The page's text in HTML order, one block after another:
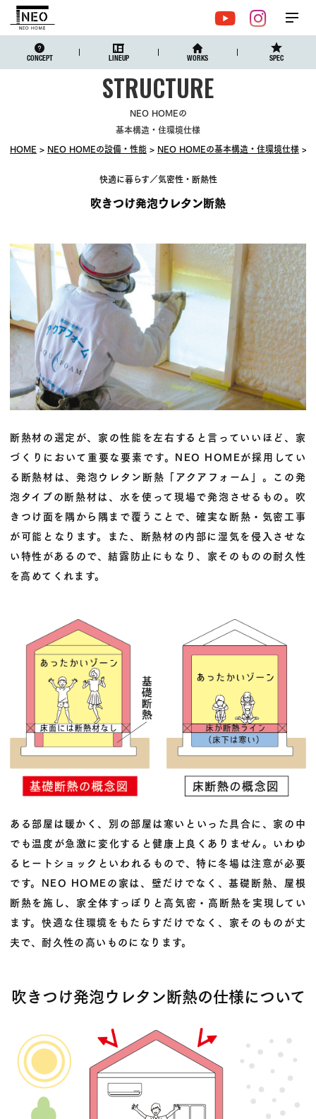
CONCEPT LINEUP WORKS SPEC
YouTube
メ
NEO HOMEの
基本構造・住環境仕様
HOME
NEO HOMEの設備・性能 NEO HOMEの基本構造・住環境仕様
快適に暮らす／気密性・断熱性
吹きつけ発泡ウレタン断熱
断熱材の選定が、家の性能を左右すると言っていいほど、家
づくりにおいて重要な要素です。NEO HOMEが採用してい
る断熱材は、発泡ウレタン断熱「アクアフォーム」。この発
泡タイプの断熱材は、水を使って現場で発泡させるもの。吹
きつけ面を隅から隅まで覆うことで、確実な断熱・気密工事
が可能となります。また、断熱材の内部に湿気を侵入させな
い特性があるので、結露防止にもなり、家そのものの耐久性
を高めてくれます。
ある部屋は暖かく、別の部屋は寒いといった具合に、家の中
でも温度が急激に変化すると健康上良くありません。いわゆ
るヒートショックといわれるもので、特に冬場は注意が必要
です。NEO HOMEの家は、壁だけでなく、基礎断熱、屋根
断熱を施し、家全体すっぽりと高気密・高断熱を実現してい
ます。快適な住環境をもたらすだけでなく、家そのものが丈
夫で、耐久性の高いものになります。
吹きつけ発泡ウレタン断熱の仕様について